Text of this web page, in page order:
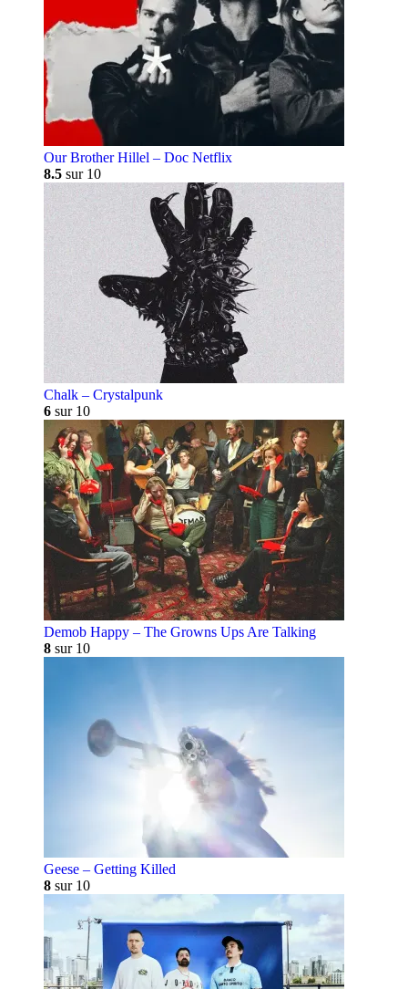
Our Brother Hillel – Doc Netflix
8.5 sur 10
Chalk – Crystalpunk
6 sur 10
Demob Happy – The Growns Ups Are Talking
8 sur 10
Geese – Getting Killed
8 sur 10